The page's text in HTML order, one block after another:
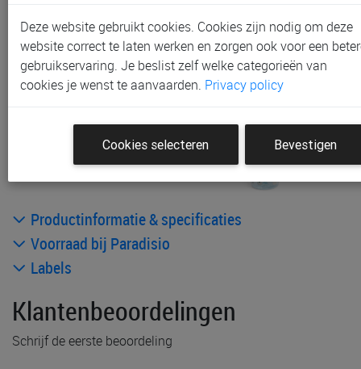
Waregem
Gratis verzending vanaf € 80 *
Andere artikelen uit deze collectie:
Productinformatie & specificaties
Voorraad bij Paradisio
Labels
Klantenbeoordelingen
Schrijf de eerste beoordeling
Deze website gebruikt cookies. Cookies zijn nodig om deze
website correct te laten werken en zorgen ook voor een
gebruikservaring. Je beslist zelf welke categorieën van
cookies je wenst te aanvaarden. Privacy policy
Cookies selecteren Bevestigen